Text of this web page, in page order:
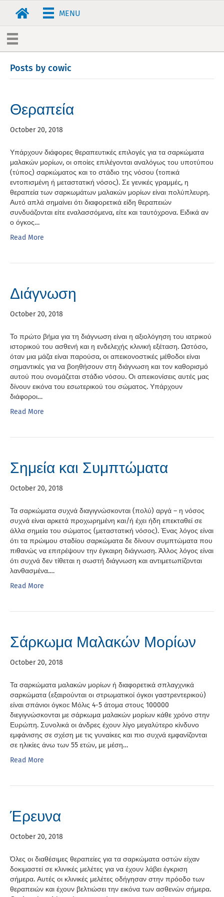
MENU
Posts by cowic
Θεραπεία
October 20, 2018
Υπάρχουν διάφορες θεραπευτικές επιλογές για τα σαρκώματα
μαλακών μορίων, οι οποίες επιλέγονται αναλόγως του υποτύπου
(τύπος) σαρκώματος και το στάδιο της νόσου (τοπικά
εντοπισμένη ή μεταστατική νόσος). Σε γενικές γραμμές, η
θεραπεία των σαρκωμάτων μαλακών μορίων είναι πολύπλευρη.
Αυτό απλά σημαίνει ότι διαφορετικά είδη θεραπειών
συνδυάζονται είτε εναλασσόμενα, είτε και ταυτόχρονα. Ειδικά αν
ο όγκος…
Read More
Διάγνωση
October 20, 2018
Το πρώτο βήμα για τη διάγνωση είναι η αξιολόγηση του ιατρικού
ιστορικού του ασθενή και η ενδελεχής κλινική εξέταση. Ωστόσο,
όταν μια μάζα είναι παρούσα, οι απεικονοστικές μέθοδοι είναι
σημαντικές για να βοηθήσουν στη διάγνωση και τον καθορισμό
αυτού που ονομάζεται στάδιο νόσου. Οι απεικονίσεις αυτές μας
δίνουν εικόνα του εσωτερικού του σώματος. Υπάρχουν
διάφοροι…
Read More
Σημεία και Συμπτώματα
October 20, 2018
Τα σαρκώματα συχνά διαγιγνώσκονται (πολύ) αργά – η νόσος
συχνά είναι αρκετά προχωρημένη και/ή έχει ήδη επεκταθεί σε
άλλα σημεία του σώματος (μεταστατική νόσος). Ένας λόγος είναι
ότι τα πρώιμου σταδίου σαρκώματα δε δίνουν συμπτώματα που
πιθανώς να επιτρέψουν την έγκαιρη διάγνωση. Άλλος λόγος είναι
ότι συχνά δεν τίθεται η σωστή διάγνωση και αντιμετωπίζονται
λανθασμένα.…
Read More
Σάρκωμα Μαλακών Μορίων
October 20, 2018
Τα σαρκώματα μαλακών μορίων ή διαφορετικά σπλαγχνικά
σαρκώματα (εξαιρούνται οι στρωματικοί όγκοι γαστρεντερικού)
είναι σπάνιοι όγκοι: Μόλις 4-5 άτομα στους 100000
διεγιγνώσκονται με σάρκωμα μαλακών μορίων κάθε χρόνο στην
Ευρώπη. Συνολικά οι άνδρες έχουν λίγο μεγαλύτερο κίνδυνο
εμφάνισης σε σχέση με τις γυναίκες και πιο συχνά εμφανίζονται
σε ηλικίες άνω των 55 ετών, με μέση…
Read More
Έρευνα
October 20, 2018
Όλες οι διαθέσιμες θεραπείες για τα σαρκώματα οστών είχαν
δοκιμαστεί σε κλινικές μελέτες για να έχουν λάβει έγκριση
σήμερα. Αυτές οι κλινικές μελέτες οδήγησαν στην πρόοδο των
θεραπειών και έχουν βελτιώσει την εικόνα των ασθενών σήμερα.